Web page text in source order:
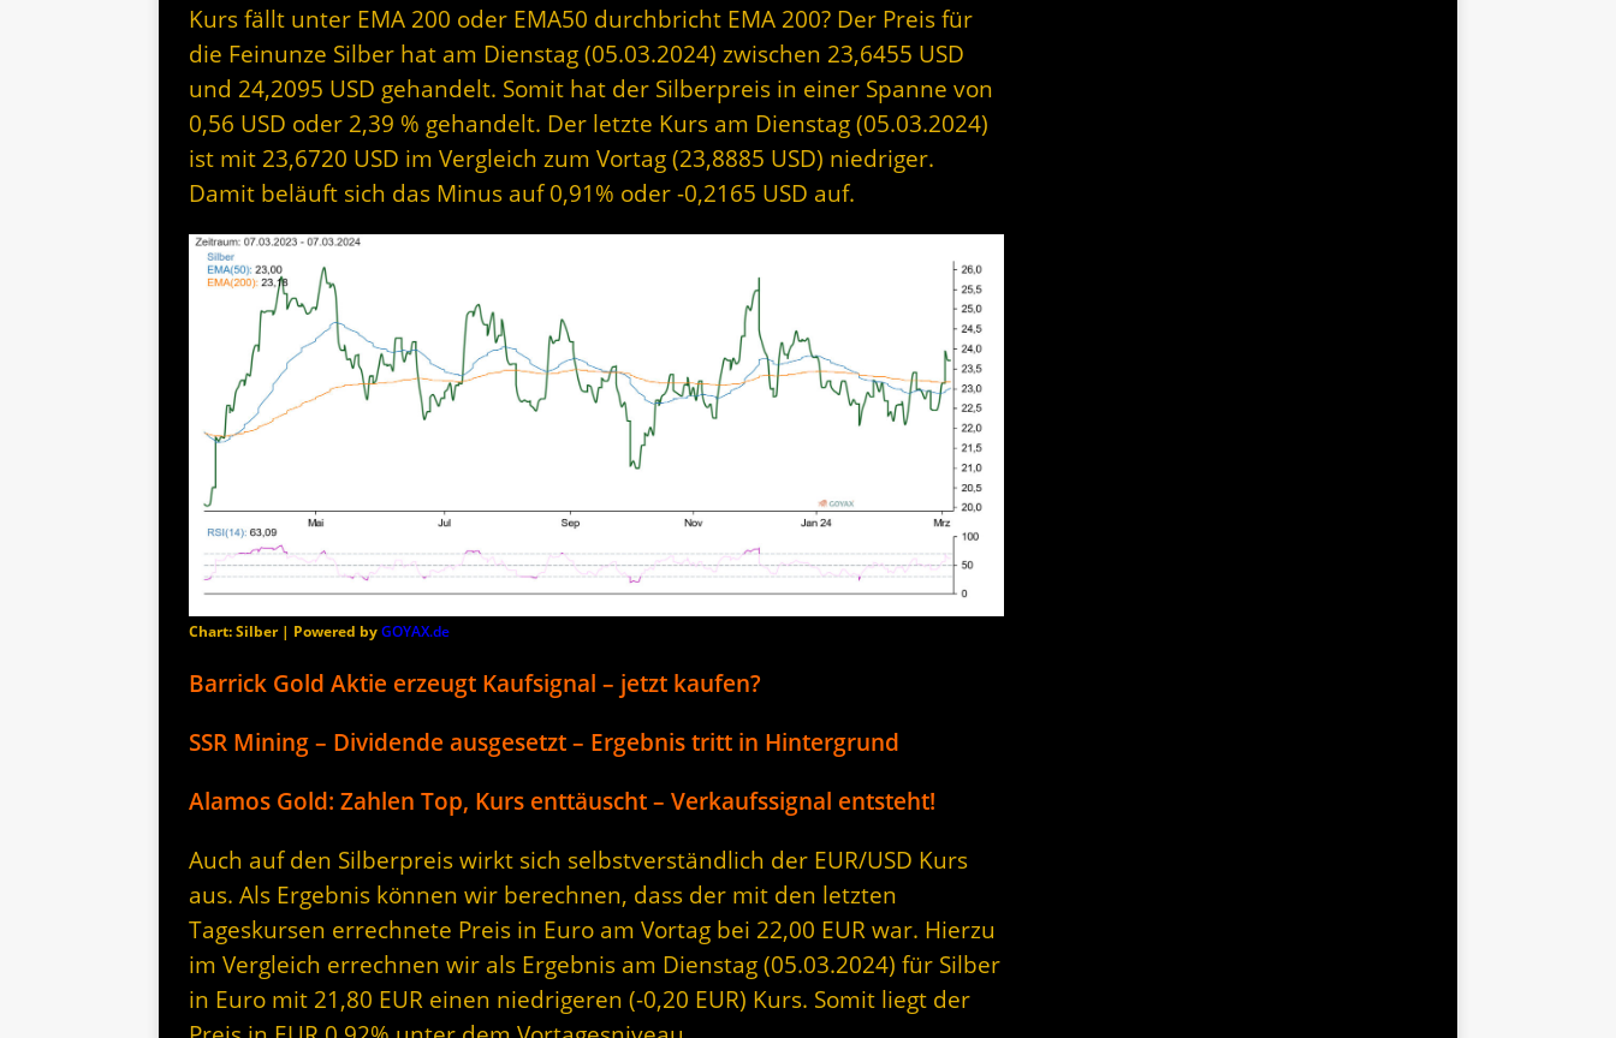
Kurs fällt unter EMA 200 oder EMA50 durchbricht EMA 200? Der Preis für
die Feinunze Silber hat am Dienstag (05.03.2024) zwischen 23,6455 USD
und 24,2095 USD gehandelt. Somit hat der Silberpreis in einer Spanne von
0,56 USD oder 2,39 % gehandelt. Der letzte Kurs am Dienstag (05.03.2024)
ist mit 23,6720 USD im Vergleich zum Vortag (23,8885 USD) niedriger.
Damit beläuft sich das Minus auf 0,91% oder -0,2165 USD auf.
Chart: Silber | Powered byGOYAX.de
Barrick Gold Aktie erzeugt Kaufsignal – jetzt kaufen?
SSR Mining – Dividende ausgesetzt – Ergebnis tritt in Hintergrund
Alamos Gold: Zahlen Top, Kurs enttäuscht – Verkaufssignal entsteht!
Auch auf den Silberpreis wirkt sich selbstverständlich der EUR/USD Kurs
aus. Als Ergebnis können wir berechnen, dass der mit den letzten
Tageskursen errechnete Preis in Euro am Vortag bei 22,00 EUR war. Hierzu
im Vergleich errechnen wir als Ergebnis am Dienstag (05.03.2024) für Silber
in Euro mit 21,80 EUR einen niedrigeren (-0,20 EUR) Kurs. Somit liegt der